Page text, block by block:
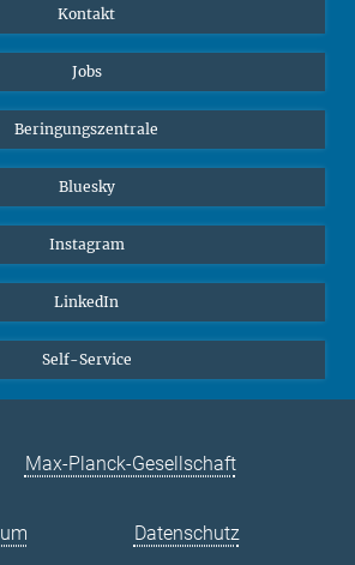
Kontakt
Jobs
Beringungszentrale
Bluesky
Instagram
LinkedIn
Self-Service
Max-Planck-Gesellschaft
Datenschutz